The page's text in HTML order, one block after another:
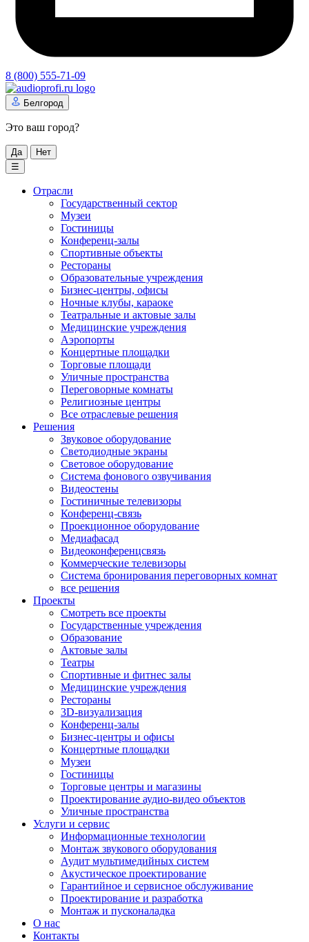
8 (800) 555-71-09
Белгород
Это ваш город?
Да
Нет
☰
Отрасли
Государственный сектор
Музеи
Гостиницы
Конференц-залы
Спортивные объекты
Рестораны
Образовательные учреждения
Бизнес-центры, офисы
Ночные клубы, караоке
Театральные и актовые залы
Медицинские учреждения
Аэропорты
Концертные площадки
Торговые площади
Уличные пространства
Переговорные комнаты
Религиозные центры
Все отраслевые решения
Решения
Звуковое оборудование
Светодиодные экраны
Световое оборудование
Система фонового озвучивания
Видеостены
Гостиничные телевизоры
Конференц-связь
Проекционное оборудование
Медиафасад
Видеоконференцсвязь
Коммерческие телевизоры
Система бронирования переговорных комнат
все решения
Проекты
Смотреть все проекты
Государственные учреждения
Образование
Актовые залы
Театры
Спортивные и фитнес залы
Медицинские учреждения
Рестораны
3D-визуализация
Конференц-залы
Бизнес-центры и офисы
Концертные площадки
Музеи
Гостиницы
Торговые центры и магазины
Проектирование аудио-видео объектов
Уличные пространства
Услуги и сервис
Информационные технологии
Монтаж звукового оборудования
Аудит мультимедийных систем
Акустическое проектирование
Гарантийное и сервисное обслуживание
Проектирование и разработка
Монтаж и пусконаладка
О нас
Контакты